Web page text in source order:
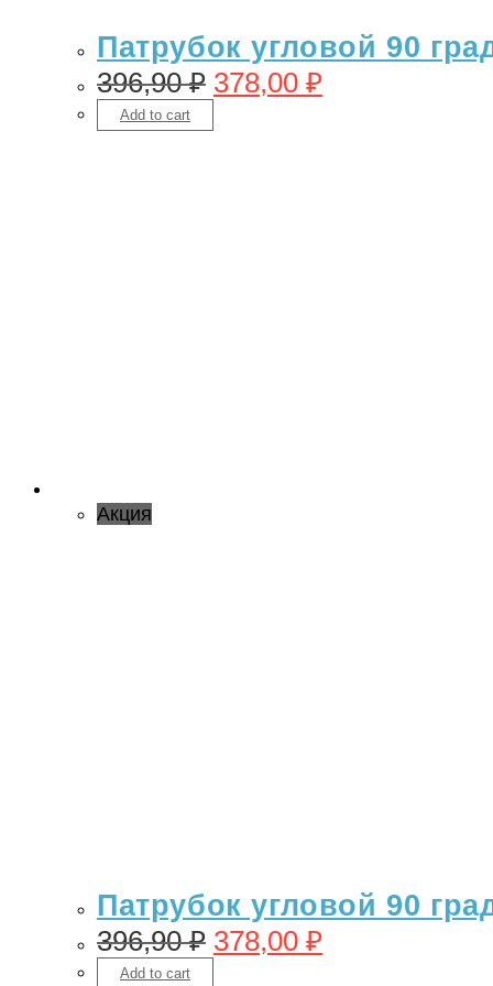
Патрубок угловой 90
396,90₽ 378,00 ₽
Add to cart
Акция
Патрубок угловой 90
396,90₽ 378,00 ₽
Add to cart